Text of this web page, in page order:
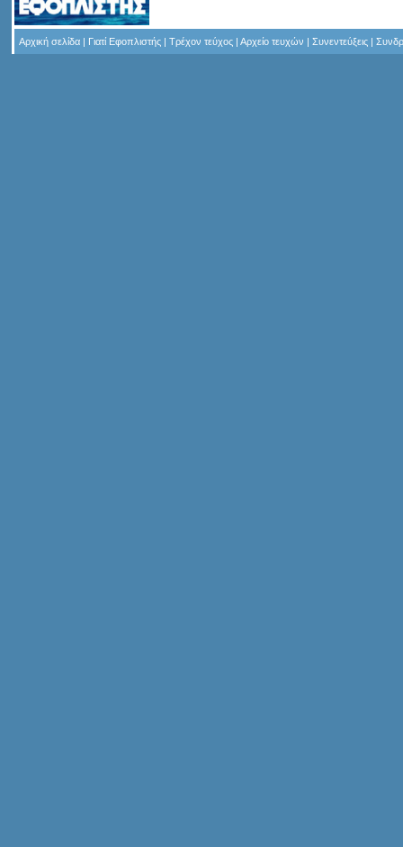
Αρχική σελίδα | Γιατί Εφοπλιστής | Τρέχον τεύχος | Αρχείο τευχών | Συνεντεύξεις |